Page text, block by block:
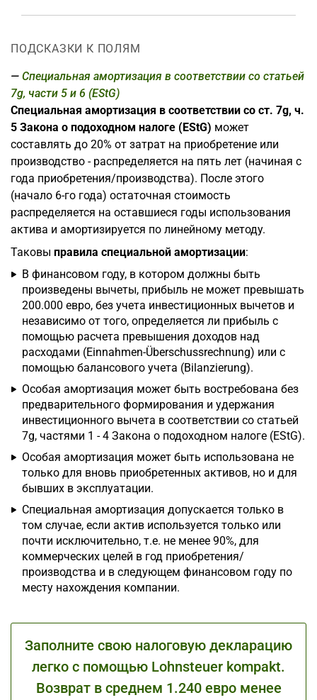
ПОДСКАЗКИ К ПОЛЯМ
Специальная амортизация в соответствии со статьей
7g, части 5 и 6 (EStG)
Специальная амортизация в соответствии со ст. 7g, ч.
5 Закона о подоходном налоге (EStG) может
составлять до 20% от затрат на приобретение или
производство - распределяется на пять лет (начиная с
года приобретения/производства). После этого
(начало 6-го года) остаточная стоимость
распределяется на оставшиеся годы использования
актива и амортизируется по линейному методу.
Таковы правила специальной амортизации:
В финансовом году, в котором должны быть
произведены вычеты, прибыль не может превышать
200.000 евро, без учета инвестиционных вычетов и
независимо от того, определяется ли прибыль с
помощью расчета превышения доходов над
расходами (Einnahmen-Überschussrechnung) или с
помощью балансового учета (Bilanzierung).
Особая амортизация может быть востребована без
предварительного формирования и удержания
инвестиционного вычета в соответствии со статьей
7g, частями 1 - 4 Закона о подоходном налоге (EStG).
Особая амортизация может быть использована не
только для вновь приобретенных активов, но и для
бывших в эксплуатации.
Специальная амортизация допускается только в
том случае, если актив используется только или
почти исключительно, т.е. не менее 90%, для
коммерческих целей в год приобретения/
производства и в следующем финансовом году по
месту нахождения компании.
Заполните свою налоговую декларацию
легко с помощью Lohnsteuer kompakt.
Возврат в среднем 1.240 евро менее